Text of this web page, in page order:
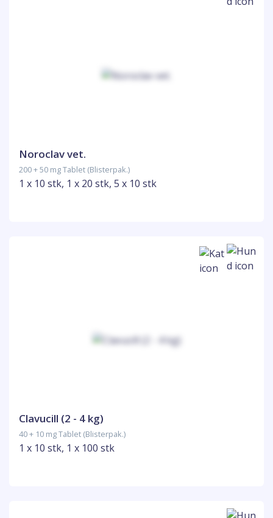
Noroclav vet.
200 + 50 mg Tablet (Blisterpak.)
1 x 10 stk, 1 x 20 stk, 5 x 10 stk
Clavucill (2 - 4 kg)
40 + 10 mg Tablet (Blisterpak.)
1 x 10 stk, 1 x 100 stk